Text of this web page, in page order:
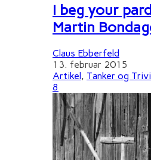
I beg your
Martin
Claus Ebberfeld
13. februar 2015
Artikel, Tanker og
8